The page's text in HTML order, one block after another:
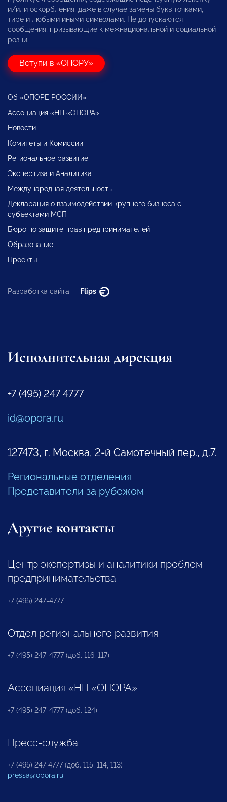
и/или оскорбления, даже в случае замены букв точками,
тире и любыми иными символами. Не допускаются
сообщения, призывающие к межнациональной и социальной
розни.
Вступи в «ОПОРУ»
Об «ОПОРЕ РОССИИ»
Ассоциация «НП «ОПОРА»
Новости
Комитеты и Комиссии
Региональное развитие
Экспертиза и Аналитика
Международная деятельность
Декларация о взаимодействии крупного бизнеса с
субъектами МСП
Бюро по защите прав предпринимателей
Образование
Проекты
Разработка сайта — Flips
Исполнительная дирекция
+7 (495) 247 4777
id@opora.ru
127473, г. Москва, 2-й Самотечный пер., д.7.
Региональные отделения
Представители за рубежом
Другие контакты
Центр экспертизы и аналитики проблем
предпринимательства
+7 (495) 247-4777
Отдел регионального развития
+7 (495) 247-4777 (доб. 116, 117)
Ассоциация «НП «ОПОРА»
+7 (495) 247-4777 (доб. 124)
Пресс-служба
+7 (495) 247 4777 (доб. 115, 114, 113)
pressa@opora.ru